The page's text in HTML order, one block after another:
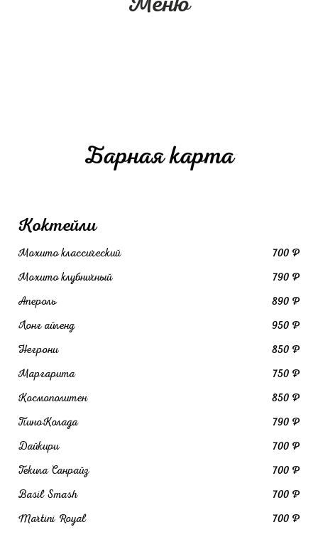
Барная карта
Коктейли
Мохито классический
700 ₽
Мохито клубничный
790 ₽
Апероль
890 ₽
Лонг айленд
950 ₽
Негрони
850 ₽
Маргарита
750 ₽
Космополитен
850 ₽
ПиноКолада
790 ₽
Дайкири
700 ₽
Текила Санрайз
700 ₽
Basil Smash
700 ₽
Martini Royal
700 ₽